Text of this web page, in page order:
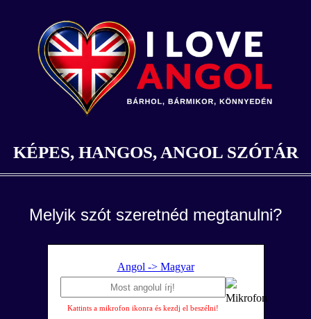
KÉPES, HANGOS, ANGOL SZÓTÁR
Melyik szót szeretnéd megtanulni?
Angol -> Magyar
Kattints a mikrofon ikonra és kezdj el beszélni!